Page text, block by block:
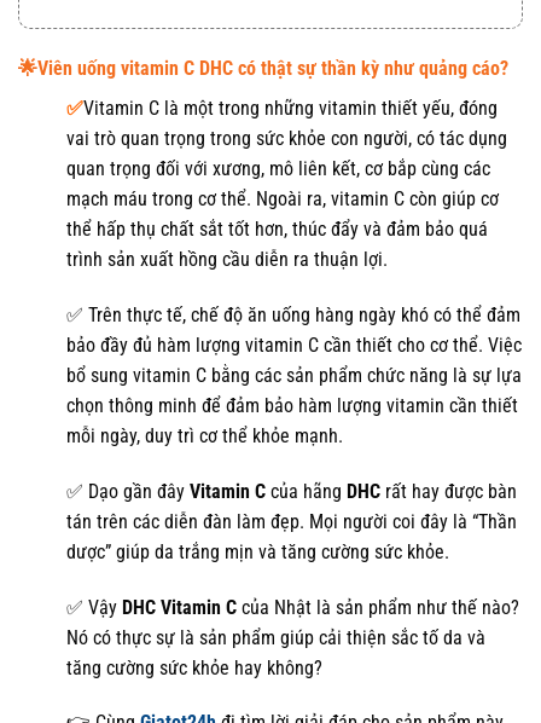
🌟Viên uống vitamin C DHC có thật sự thần kỳ như quảng cáo?
✅Vitamin C là một trong những vitamin thiết yếu, đóng
vai trò quan trọng trong sức khỏe con người, có tác dụng
quan trọng đối với xương, mô liên kết, cơ bắp cùng các
mạch máu trong cơ thể. Ngoài ra, vitamin C còn giúp cơ
thể hấp thụ chất sắt tốt hơn, thúc đẩy và đảm bảo quá
trình sản xuất hồng cầu diễn ra thuận lợi.
✅ Trên thực tế, chế độ ăn uống hàng ngày khó có thể đảm
bảo đầy đủ hàm lượng vitamin C cần thiết cho cơ thể. Việc
bổ sung vitamin C bằng các sản phẩm chức năng là sự lựa
chọn thông minh để đảm bảo hàm lượng vitamin cần thiết
mỗi ngày, duy trì cơ thể khỏe mạnh.
✅ Dạo gần đây Vitamin C của hãng DHC rất hay được bàn
tán trên các diễn đàn làm đẹp. Mọi người coi đây là “Thần
dược” giúp da trắng mịn và tăng cường sức khỏe.
✅ Vậy DHC Vitamin C của Nhật là sản phẩm như thế nào?
Nó có thực sự là sản phẩm giúp cải thiện sắc tố da và
tăng cường sức khỏe hay không?